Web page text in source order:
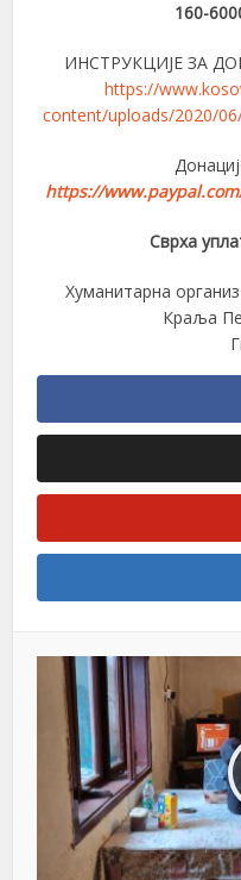
160-
ИНСТРУКЦИЈЕ ЗА
https://
content/uploads/2020/06/
https://
Сврха
Хуманитарна
Краља